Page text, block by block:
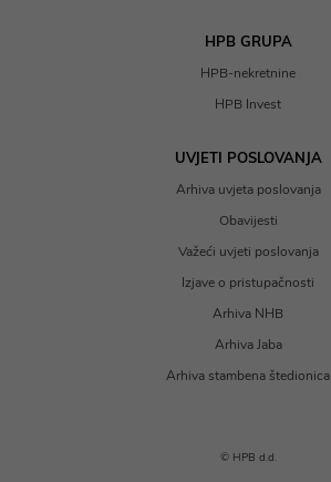
HPB GRUPA
HPB-nekretnine
HPB Invest
UVJETI POSLOVANJA
Arhiva uvjeta poslovanja
Obavijesti
Važeći uvjeti poslovanja
Izjave o pristupačnosti
Arhiva NHB
Arhiva Jaba
Arhiva stambena štedionica
© HPB d.d.